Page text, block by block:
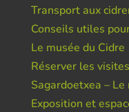
Transport aux
Conseils utiles
Le musée du Cidre
Réserver les visites
Sagardoetxea – Le
Exposition et